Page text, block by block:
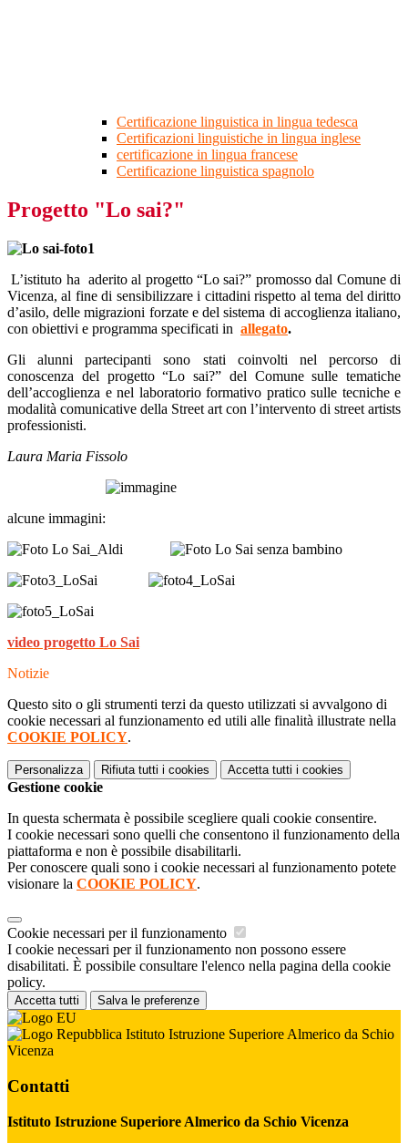
Certificazione linguistica in lingua tedesca
Certificazioni linguistiche in lingua inglese
certificazione in lingua francese
Certificazione linguistica spagnolo
Progetto "Lo sai?"
L’istituto ha aderito al progetto “Lo sai?” promosso dal Comune di
Vicenza, al fine di sensibilizzare i cittadini rispetto al tema del diritto
d’asilo, delle migrazioni forzate e del sistema di accoglienza italiano,
con obiettivi e programma specificati in allegato.
Gli alunni partecipanti sono stati coinvolti nel percorso di
conoscenza del progetto “Lo sai?” del Comune sulle tematiche
dell’accoglienza e nel laboratorio formativo pratico sulle tecniche e
modalità comunicative della Street art con l’intervento di street artists
professionisti.
Laura Maria Fissolo
alcune immagini:
video progetto Lo Sai
Notizie
Questo sito o gli strumenti terzi da questo utilizzati si avvalgono di
cookie necessari al funzionamento ed utili alle finalità illustrate nella
COOKIE POLICY.
Personalizza Rifiuta tutti i cookies Accetta tutti i cookies
Gestione cookie
In questa schermata è possibile scegliere quali cookie consentire.
I cookie necessari sono quelli che consentono il funzionamento della
piattaforma e non è possibile disabilitarli.
Per conoscere quali sono i cookie necessari al funzionamento potete
visionare la COOKIE POLICY.
Cookie necessari per il funzionamento
I cookie necessari per il funzionamento non possono essere
disabilitati. È possibile consultare l'elenco nella pagina della cookie
policy.
Accetta tutti Salva le preferenze
Istituto Istruzione Superiore Almerico da Schio
Vicenza
Contatti
Istituto Istruzione Superiore Almerico da Schio Vicenza